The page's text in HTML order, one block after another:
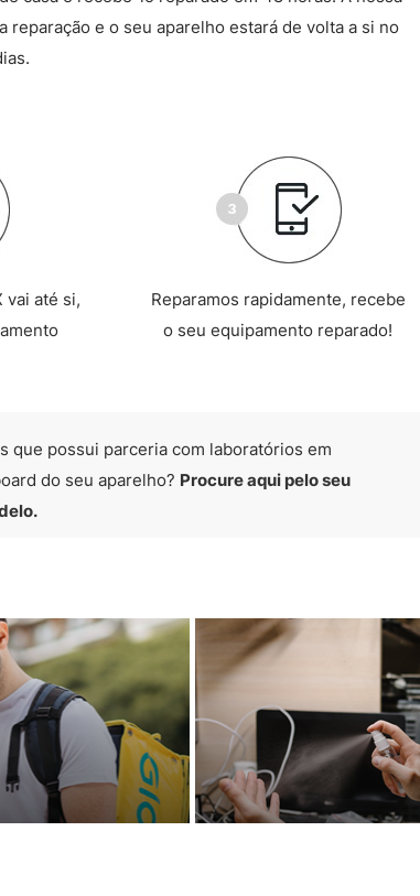
e o seu aparelho estará de volta a si no
vai até si,
Reparamos rapidamente, recebe
o seu equipamento reparado!
que possui parceria com laboratórios em
do seu aparelho? Procure aqui pelo seu